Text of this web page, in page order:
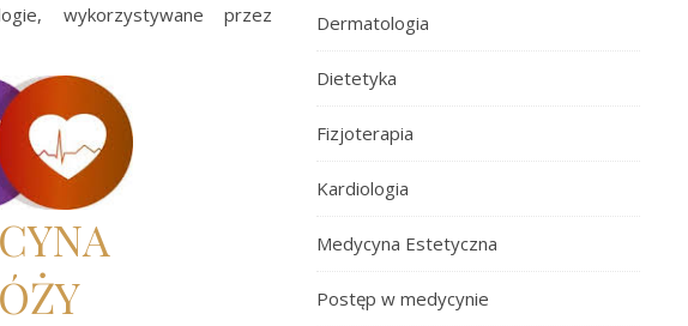
wykorzystywane przez
Dermatologia
Dietetyka
Fizjoterapia
Kardiologia
Medycyna Estetyczna
Postęp w medycynie